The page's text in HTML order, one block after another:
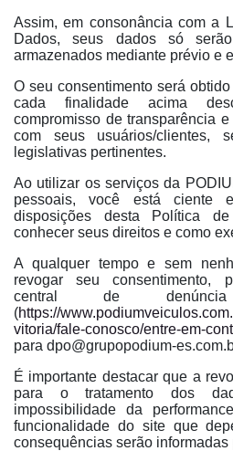
Assim, em consonância com a
Dados, seus dados só
armazenados mediante prévio e
O seu consentimento será
cada finalidade acima
compromisso de transparência
com seus usuários/clientes,
legislativas pertinentes.
Ao utilizar os serviços da
pessoais, você está ciente
disposições desta Política
conhecer seus direitos e como
A qualquer tempo e sem
revogar seu consentimento,
central de
(https://
vitoria/fale-conosco/entre-em-
para dpo@grupopodium-
É importante destacar que a
para o tratamento dos
impossibilidade da
funcionalidade do site que
consequências serão informadas